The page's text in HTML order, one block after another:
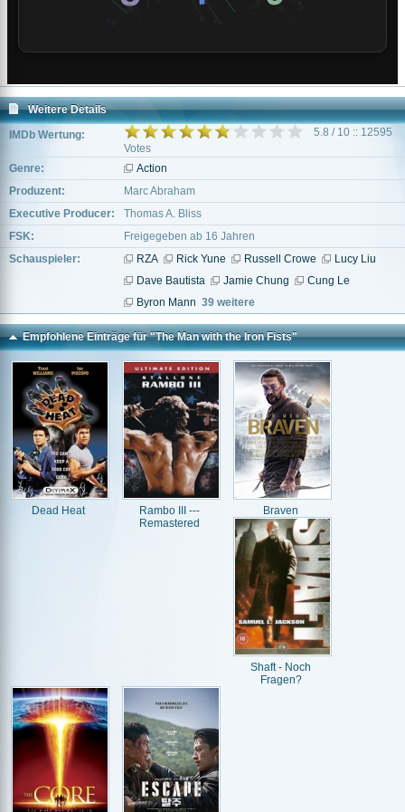
Weitere Details
IMDb Wertung:
5.8 / 10 :: 12595
Votes
Genre:
Action
Produzent:
Marc Abraham
Executive Producer:
Thomas A. Bliss
FSK:
Freigegeben ab 16 Jahren
Schauspieler:
RZA Rick Yune Russell Crowe
Lucy Liu
Dave Bautista
Jamie Chung
Cung Le
Byron Mann 39 weitere
Empfohlene Einträge für "The Man with the Iron Fists"
Dead Heat
Rambo III ---
Remastered
Braven
Shaft - Noch
Fragen?